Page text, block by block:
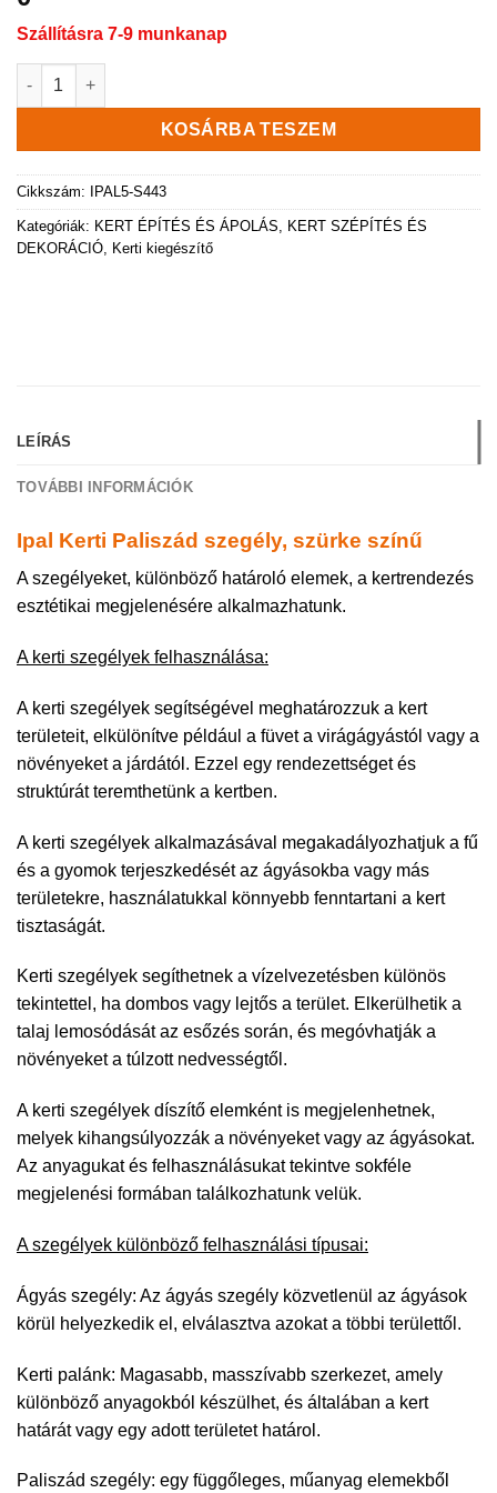
Szállításra 7-9 munkanap
Ipal Kerti Paliszád szegély, szürke színű mennyiség
KOSÁRBA TESZEM
Cikkszám: IPAL5-S443
Kategóriák: KERT ÉPÍTÉS ÉS ÁPOLÁS
KERT SZÉPÍTÉS ÉS
DEKORÁCIÓ
Kerti kiegészítő
LEÍRÁS
TOVÁBBI INFORMÁCIÓK
Ipal Kerti Paliszád szegély, szürke színű
A szegélyeket, különböző határoló elemek, a kertrendezés
esztétikai megjelenésére alkalmazhatunk.
A kerti szegélyek felhasználása:
A kerti szegélyek segítségével meghatározzuk a kert
területeit, elkülönítve például a füvet a virágágyástól vagy a
növényeket a járdától. Ezzel egy rendezettséget és
struktúrát teremthetünk a kertben.
A kerti szegélyek alkalmazásával megakadályozhatjuk a fű
és a gyomok terjeszkedését az ágyásokba vagy más
területekre, használatukkal könnyebb fenntartani a kert
tisztaságát.
Kerti szegélyek segíthetnek a vízelvezetésben különös
tekintettel, ha dombos vagy lejtős a terület. Elkerülhetik a
talaj lemosódását az esőzés során, és megóvhatják a
növényeket a túlzott nedvességtől.
A kerti szegélyek díszítő elemként is megjelenhetnek,
melyek kihangsúlyozzák a növényeket vagy az ágyásokat.
Az anyagukat és felhasználásukat tekintve sokféle
megjelenési formában találkozhatunk velük.
A szegélyek különböző felhasználási típusai:
Ágyás szegély: Az ágyás szegély közvetlenül az ágyások
körül helyezkedik el, elválasztva azokat a többi területtől.
Kerti palánk: Magasabb, masszívabb szerkezet, amely
különböző anyagokból készülhet, és általában a kert
határát vagy egy adott területet határol.
Paliszád szegély: egy függőleges, műanyag elemekből